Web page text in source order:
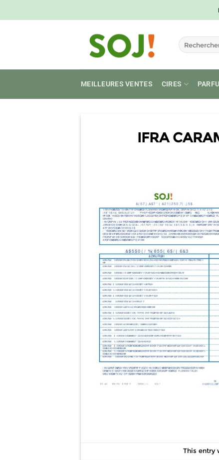
au
Recherche
pour :
MEILLEURES VENTES CIRES
IFRA
This entry